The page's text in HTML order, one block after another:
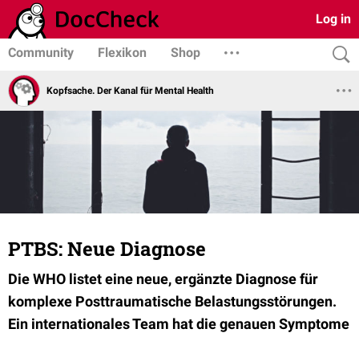
Log in
Community Flexikon Shop
Kopfsache. Der Kanal für Mental Health
PTBS: Neue Diagnose
Die WHO listet eine neue, ergänzte Diagnose für
komplexe Posttraumatische Belastungsstörungen.
Ein internationales Team hat die genauen Symptome